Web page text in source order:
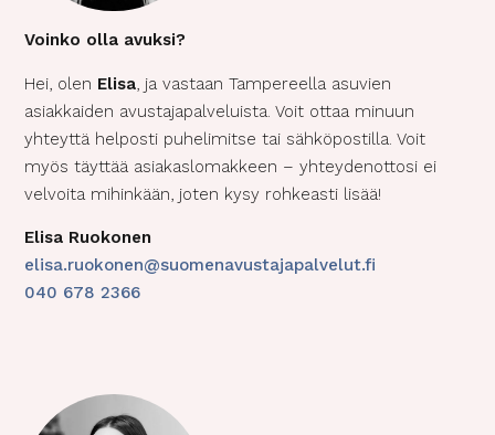
Voinko olla avuksi?
Hei, olen Elisa, ja vastaan Tampereella asuvien
asiakkaiden avustajapalveluista. Voit ottaa minuun
yhteyttä helposti puhelimitse tai sähköpostilla. Voit
myös täyttää asiakaslomakkeen – yhteydenottosi ei
velvoita mihinkään, joten kysy rohkeasti lisää!
Elisa Ruokonen
elisa.ruokonen@suomenavustajapalvelut.fi
040 678 2366